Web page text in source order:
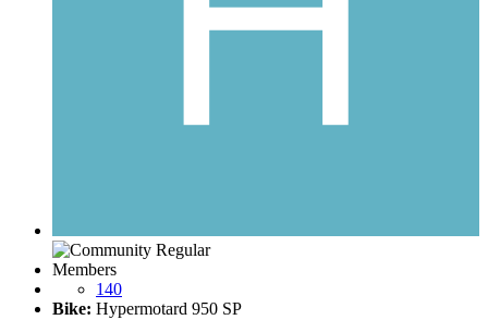
Members
140
Bike: Hypermotard 950 SP